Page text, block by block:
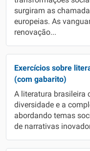
surgiram as
europeias. As
renovação...
Exercícios sobre
(com gabarito)
A literatura brasileira
diversidade e a
abordando temas
de narrativas